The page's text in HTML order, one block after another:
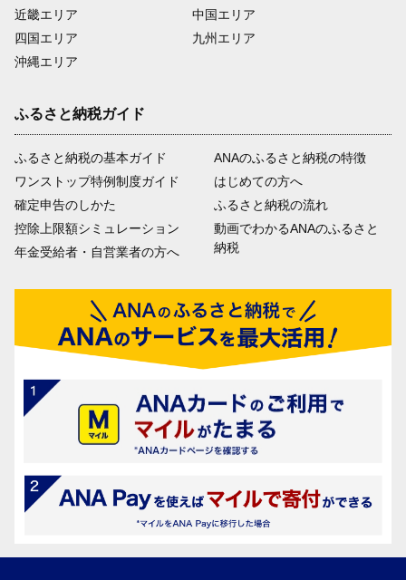
近畿エリア
四国エリア
沖縄エリア
中国エリア
九州エリア
ふるさと納税ガイド
ふるさと納税の基本ガイド
ワンストップ特例制度ガイド
確定申告のしかた
控除上限額シミュレーション
年金受給者・自営業者の方へ
ANAのふるさと納税の特徴
はじめての方へ
ふるさと納税の流れ
動画でわかるANAのふるさと
納税